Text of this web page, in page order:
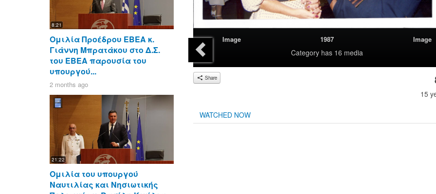
Image 1987
Categoryhas 16 media
Image
Share
15
WATCHED NOW
8:21
Ομιλία Προέδρου ΕΒΕΑ κ.
Γιάννη Μπρατάκου στο Δ.Σ.
του ΕΒΕΑ παρουσία του
υπουργού...
2 months ago
21:22
Ομιλία του υπουργού
Ναυτιλίας και Νησιωτικής